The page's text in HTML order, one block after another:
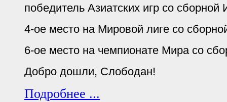
победитель Азиатских игр со сборной
4-ое место на Мировой лиге со
6-ое место на чемпионате Мира со
Добро дошли, Слободан!
Подробнее ...